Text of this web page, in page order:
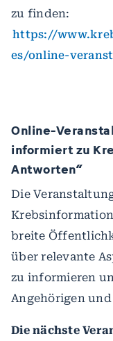
zu finden:
https://
es/online-
Online-
informiert zu
Antworten“
Die
breite
über relevante
zu informieren
Angehörigen
Die nächste